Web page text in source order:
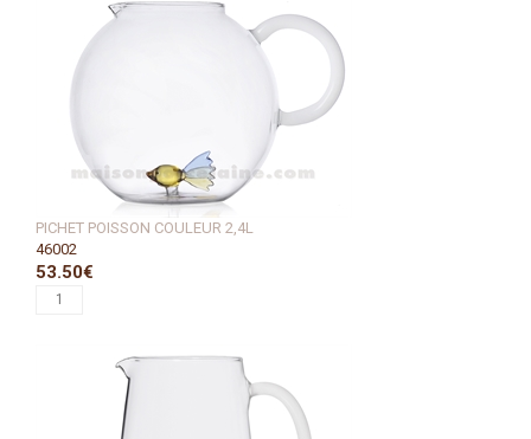
PICHET POISSON COULEUR 2,4L
46002
53.50€